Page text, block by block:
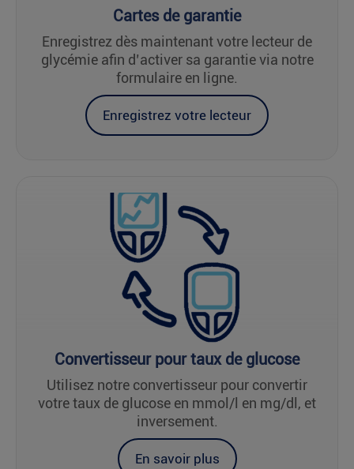
Cartes de garantie
Enregistrez dès maintenant votre lecteur de
glycémie afin d’activer sa garantie via notre
formulaire en ligne.
Enregistrez votre lecteur
Convertisseur pour taux de glucose
Utilisez notre convertisseur pour convertir
votre taux de glucose en mmol/l en mg/dl, et
inversement.
En savoir plus